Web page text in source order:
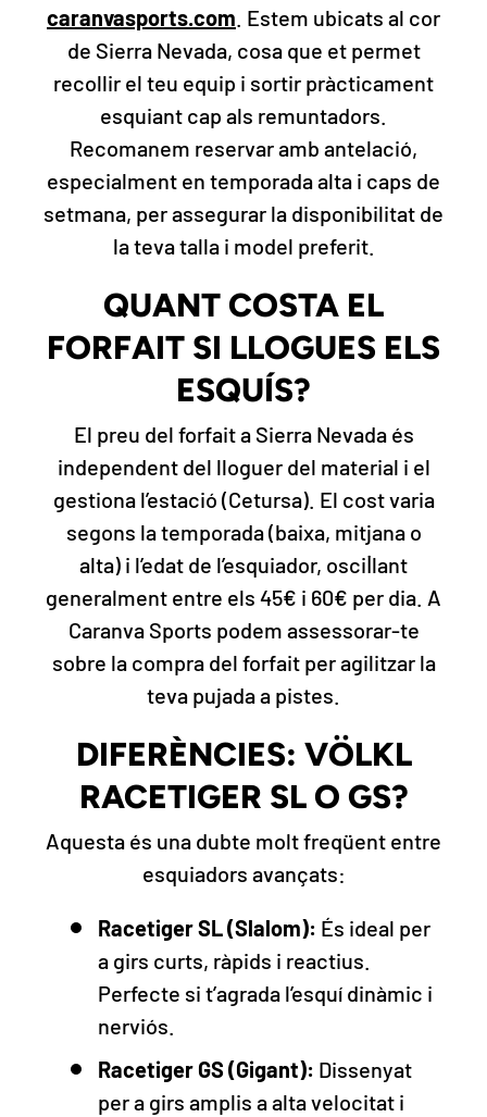
caranvasports.com. Estem ubicats al cor
de Sierra Nevada, cosa que et permet
recollir el teu equip i sortir pràcticament
esquiant cap als remuntadors.
Recomanem reservar amb antelació,
especialment en temporada alta i caps de
setmana, per assegurar la disponibilitat de
la teva talla i model preferit.
QUANT COSTA EL
FORFAIT SI LLOGUES ELS
ESQUÍS?
El preu del forfait a Sierra Nevada és
independent del lloguer del material i el
gestiona l’estació (Cetursa). El cost varia
segons la temporada (baixa, mitjana o
alta) i l’edat de l’esquiador, oscil·lant
generalment entre els 45€ i 60€ per dia. A
Caranva Sports podem assessorar-te
sobre la compra del forfait per agilitzar la
teva pujada a pistes.
DIFERÈNCIES: VÖLKL
RACETIGER SL O GS?
Aquesta és una dubte molt freqüent entre
esquiadors avançats:
Racetiger SL (Slalom): És ideal per
a girs curts, ràpids i reactius.
Perfecte si t’agrada l’esquí dinàmic i
nerviós.
Racetiger GS (Gigant): Dissenyat
per a girs amplis a alta velocitat i